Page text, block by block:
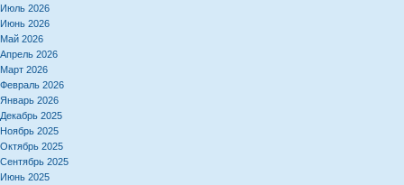
Июль 2026
Июнь 2026
Май 2026
Апрель 2026
Март 2026
Февраль 2026
Январь 2026
Декабрь 2025
Ноябрь 2025
Октябрь 2025
Сентябрь 2025
Июнь 2025